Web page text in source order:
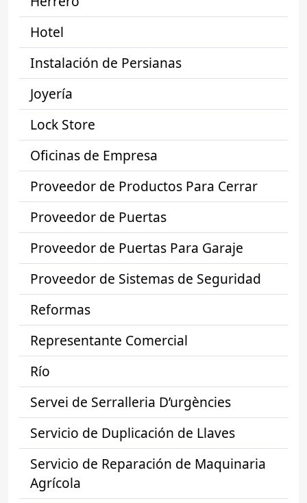
Hotel
Instalación de Persianas
Joyería
Lock Store
Oficinas de Empresa
Proveedor de Productos Para Cerrar
Proveedor de Puertas
Proveedor de Puertas Para Garaje
Proveedor de Sistemas de Seguridad
Reformas
Representante Comercial
Río
Servei de Serralleria D’urgències
Servicio de Duplicación de Llaves
Servicio de Reparación de Maquinaria
Agrícola